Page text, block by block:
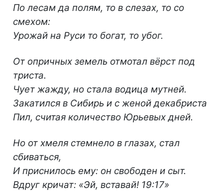
По лесам да полям, то в слезах, то со
смехом:
Урожай на Руси то богат, то убог.
От опричных земель отмотал вёрст под
триста.
Чует жажду, но стала водица мутней.
Закатился в Сибирь и с женой декабриста
Пил, считая количество Юрьевых дней.
Но от хмеля стемнело в глазах, стал
сбиваться,
И приснилось ему: он свободен и сыт.
Вдруг кричат: «Эй, вставай! 19:17»